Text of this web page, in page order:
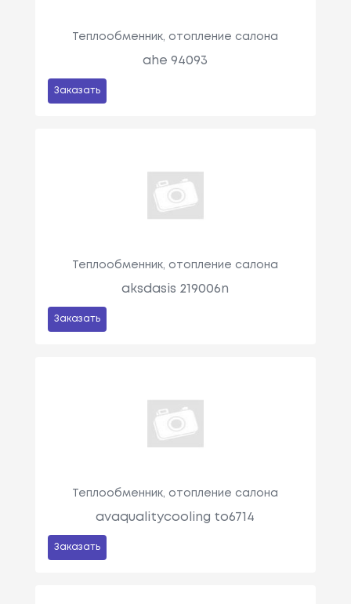
Теплообменник, отопление салона
ahe 94093
Заказать
Теплообменник, отопление салона
aksdasis 219006n
Заказать
Теплообменник, отопление салона
avaqualitycooling to6714
Заказать